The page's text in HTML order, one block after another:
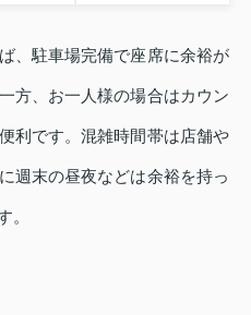
、駐車場完備で座席に余裕が
方、お一人様の場合はカウン
利です。混雑時間帯は店舗や
週末の昼夜などは余裕を持っ
。